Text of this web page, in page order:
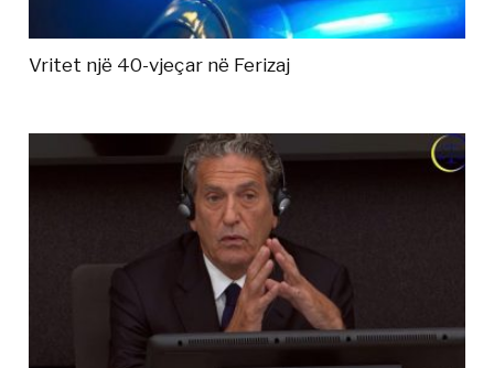
Vritet një 40-vjeçar në Ferizaj